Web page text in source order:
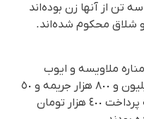
تن از آنها زن بودەاند
شلاق محکوم شدەاند.
ملاویسە و ایوب
جوانپور هر کدام بە پرداخت یک میلیون و ٨٠٠ هزار جریمە و ٥٠
ضربە شلاق و چینی آخرخوب نیز بە پرداخت ٤٠٠ هزار تومان